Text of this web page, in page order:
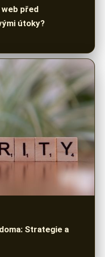
před
útoky?
Strategie a